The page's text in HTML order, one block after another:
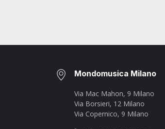
Mondomusica Milano
Via Mac Mahon, 9 Milano
Via Borsieri, 12 Milano
Via Copernico, 9 Milano